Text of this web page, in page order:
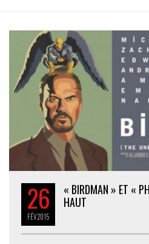
26
FÉV2015
« BIRDMAN » ET «
HAUT